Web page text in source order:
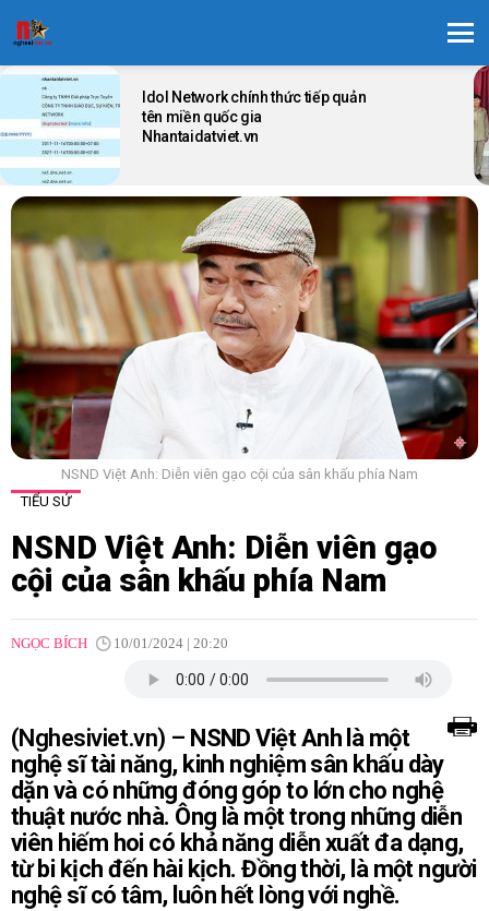
LATEST
STORIES
Idol Network chính thức tiếp quản
tên miền quốc gia
Nhantaidatviet.vn
NSND Việt Anh: Diễn viên gạo cội của sân khấu phía Nam
TIỂU SỬ
NSND Việt Anh: Diễn viên gạo
cội của sân khấu phía Nam
NGỌC BÍCH 10/01/2024 | 20:20
(Nghesiviet.vn) – NSND Việt Anh là một
nghệ sĩ tài năng, kinh nghiệm sân khấu dày
dặn và có những đóng góp to lớn cho nghệ
thuật nước nhà. Ông là một trong những diễn
viên hiếm hoi có khả năng diễn xuất đa dạng,
từ bi kịch đến hài kịch. Đồng thời, là một người
nghệ sĩ có tâm, luôn hết lòng với nghề.